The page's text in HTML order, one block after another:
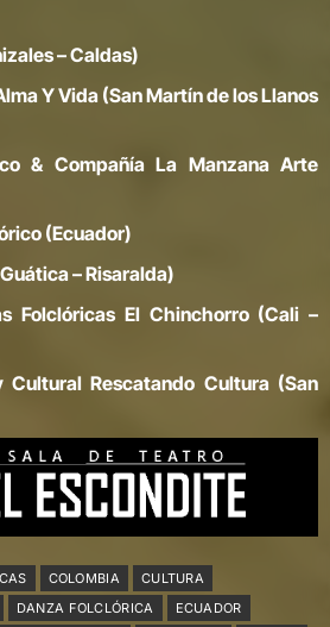
– Caldas)
Y Vida (San Martín de los Llanos
& Compañía La Manzana Arte
(Ecuador)
– Risaralda)
Folclóricas El Chinchorro (Cali –
Rescatando Cultura (San
COLOMBIA
CULTURA
DANZA FOLCLÓRICA
ECUADOR